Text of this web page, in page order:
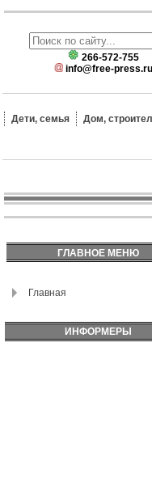
266-572-755
info@free-press.ru
Дети, семья Дом,
ГЛАВНОЕ МЕНЮ
Главная
ИНФОРМЕРЫ